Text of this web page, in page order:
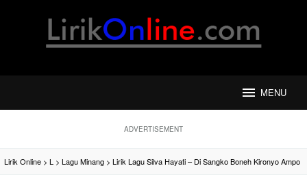
MENU
ADVERTISEMENT
Lirik Online > L > Lagu Minang > Lirik Lagu Silva Hayati – Di Sangko Boneh Kironyo Ampo